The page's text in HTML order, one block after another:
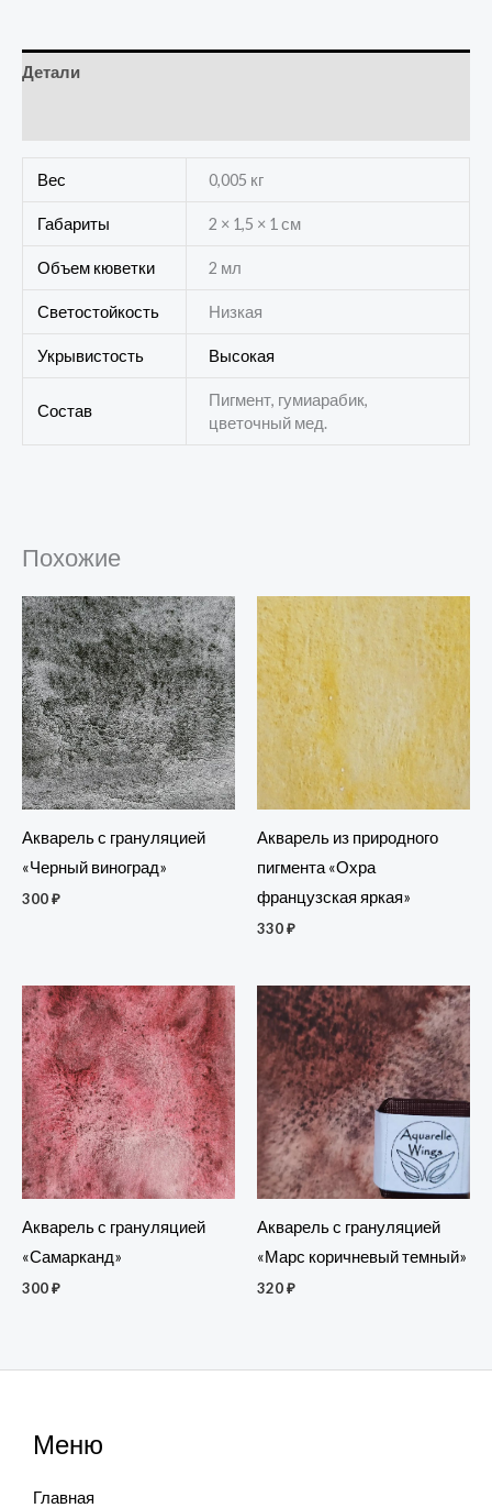
Детали
Вес 0,005 кг
Габариты 2 × 1,5 × 1 см
Объем кюветки 2 мл
Светостойкость Низкая
Укрывистость Высокая
Состав
Пигмент, гумиарабик,
цветочный мед.
Похожие
Акварель с грануляцией
«Черный виноград»
300₽
Акварель из природного
пигмента «Охра
французская яркая»
330₽
Акварель с грануляцией
«Самарканд»
300₽
Акварель с грануляцией
«Марс коричневый темный»
320₽
Меню
Главная